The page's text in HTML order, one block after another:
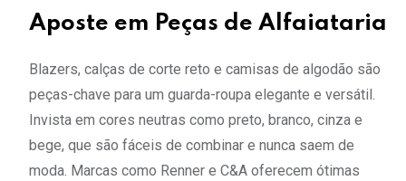
Aposte em Peças de Alfaiataria
Blazers, calças de corte reto e camisas de algodão são
peças-chave para um guarda-roupa elegante e versátil.
Invista em cores neutras como preto, branco, cinza e
bege, que são fáceis de combinar e nunca saem de
moda. Marcas como Renner e C&A oferecem ótimas